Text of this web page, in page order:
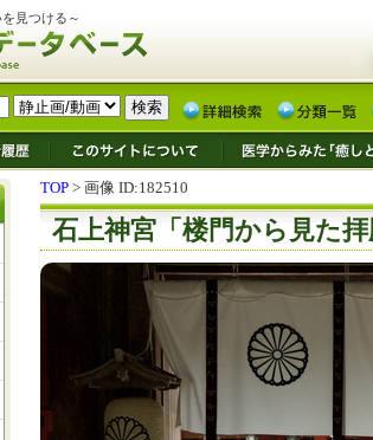
見つける～
TOP > 画像 ID:182510
石上神宮「楼門から見た拝